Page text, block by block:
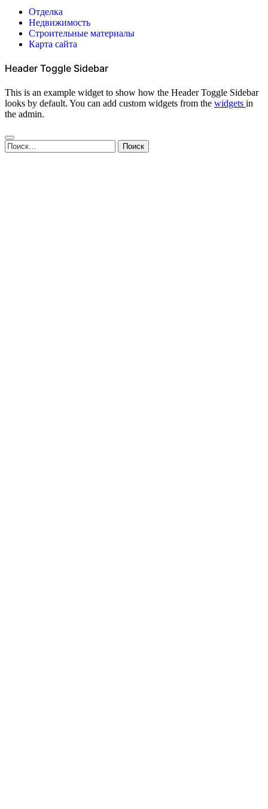
Отделка
Недвижимость
Строительные материалы
Карта сайта
Header Toggle Sidebar
This is an example widget to show how the Header Toggle Sidebar
looks by default. You can add custom widgets from the widgets in
the admin.
Найти: